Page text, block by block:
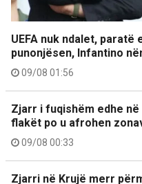
UEFA nuk ndalet,
punonjësen, Infantino
09/08 01:56
Zjarr i fuqishëm edhe
flakët po u afrohen
09/08 00:33
Zjarri në Krujë merr